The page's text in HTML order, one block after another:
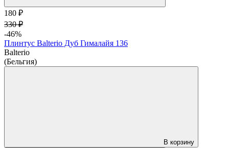
180 ₽
330 ₽
-46%
Плинтус Balterio Дуб Гималайя 136
Balterio
(Бельгия)
В корзину